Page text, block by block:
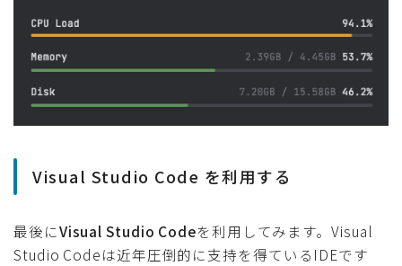
Visual Studio Code を利用する
最後にVisual Studio Codeを利用してみます。Visual
Studio Codeは近年圧倒的に支持を得ているIDEです